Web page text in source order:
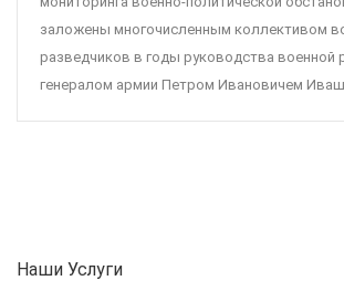
заложены многочисленным коллективом
разведчиков в годы руководства военной
генералом армии Петром Ивановичем
Наши Услуги